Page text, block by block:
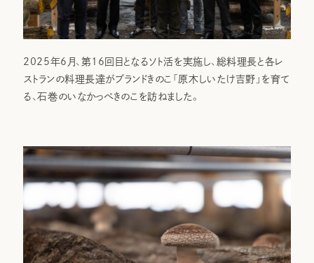
2025年6月、第16回目となるソト活を実施し、総料理長と各レ
ストランの料理長達がブランドきのこ「原木しいたけ吉野」を育て
る、石巻のいなかっぺきのこを訪ねました。